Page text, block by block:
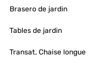
installé fait
930x665x60
particulier en
grand repli en
Brasero de jardin
Tables de jardin
Transat, Chaise longue